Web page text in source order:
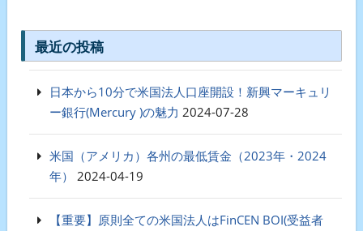
最近の投稿
日本から10分で米国法人口座開設！新興マーキュリ
ー銀行(Mercury )の魅力 2024-07-28
米国（アメリカ）各州の最低賃金（2023年・2024
年）
2024-04-19
【重要】原則全ての米国法人はFinCEN BOI(受益者